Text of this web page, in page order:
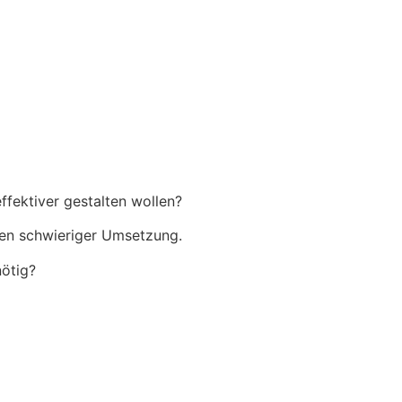
gestalten wollen?
schwieriger Umsetzung.